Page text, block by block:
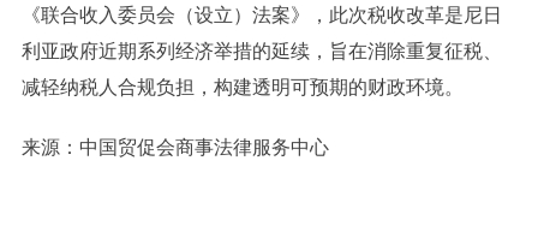
《联合收入委员会（设立）法案》，此次税收改革是尼日
利亚政府近期系列经济举措的延续，旨在消除重复征税、
减轻纳税人合规负担，构建透明可预期的财政环境。
来源：中国贸促会商事法律服务中心